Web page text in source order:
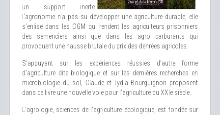
un support inerte
l’agronomie n’a pas su développer une agriculture durable, elle
s’enlise dans les OGM qui rendent les agriculteurs prisonniers
des semenciers ainsi que dans les agro carburants qui
provoquent une hausse brutale du prix des denrées agricoles.
S’appuyant sur les expériences réussies d’autre forme
d’agriculture dite biologique et sur les dernières recherches en
microbiologie du sol, Claude et Lydia Bourguignon proposent
dans ce livre une nouvelle voie pour l’agriculture du XXIe siècle.
L’agrologie, sciences de l’agriculture écologique, est fondée sur